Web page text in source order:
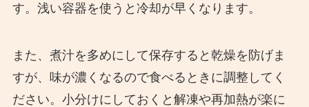
す。浅い容器を使うと冷却が早くなります。
また、煮汁を多めにして保存すると乾燥を防げま
すが、味が濃くなるので食べるときに調整してく
ださい。小分けにしておくと解凍や再加熱が楽に